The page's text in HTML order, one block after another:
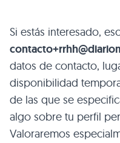
Si estás interesado,
datos de contacto,
disponibilidad
de las que se
algo sobre tu perfil
Valoraremos